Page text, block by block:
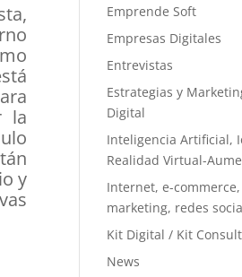
la
y
Emprende Soft
Empresas Digitales
Entrevistas
Estrategias y
Digital
Inteligencia Artificial,
Realidad Virtual-
Internet, e-commerce,
marketing, redes
Kit Digital / Kit
News